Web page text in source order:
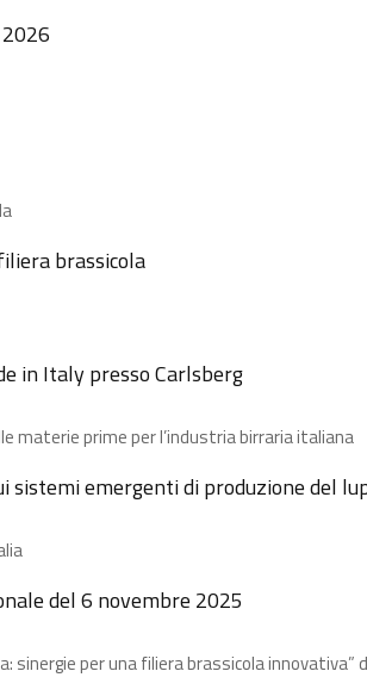
brassicola
in Italy presso Carlsberg​
materie prime per l’industria birraria italiana
sistemi emergenti di produzione del
del 6 novembre 2025
sinergie per una filiera brassicola innovativa”